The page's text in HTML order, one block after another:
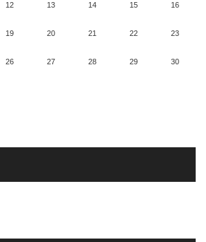
12 13 14 15 16
19 20 21 22 23
26 27 28 29 30